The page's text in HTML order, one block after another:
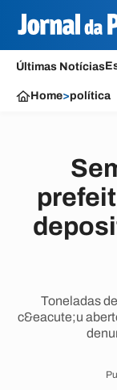
Últimas Notícias
Home>política
Toneladas
c&eacute;u